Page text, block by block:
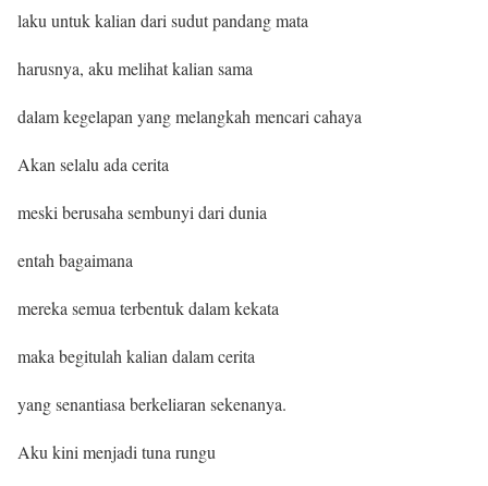
laku untuk kalian dari sudut pandang mata
harusnya, aku melihat kalian sama
dalam kegelapan yang melangkah mencari cahaya
Akan selalu ada cerita
meski berusaha sembunyi dari dunia
entah bagaimana
mereka semua terbentuk dalam kekata
maka begitulah kalian dalam cerita
yang senantiasa berkeliaran sekenanya.
Aku kini menjadi tuna rungu